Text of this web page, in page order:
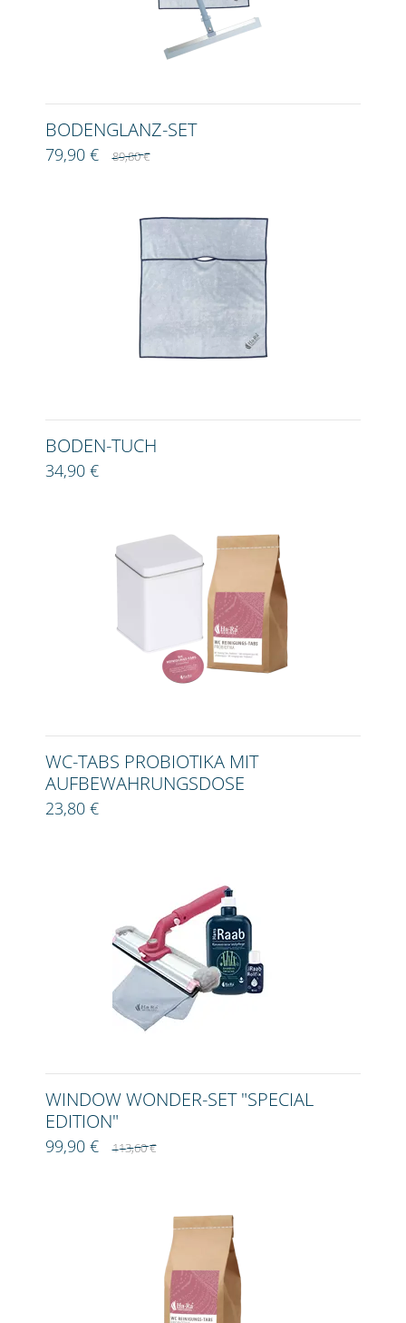
BODENGLANZ-SET
79,90 €89,80 €
BODEN-TUCH
34,90 €
WC-TABS PROBIOTIKA MIT
AUFBEWAHRUNGSDOSE
23,80 €
WINDOW WONDER-SET "SPECIAL
EDITION"
99,90 €113,60 €